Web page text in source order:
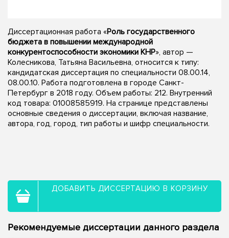
Диссертационная работа «Роль государственного
бюджета в повышении международной
конкурентоспособности экономики КНР», автор —
Колесникова, Татьяна Васильевна, относится к типу:
кандидатская диссертация по специальности 08.00.14,
08.00.10. Работа подготовлена в городе Санкт-
Петербург в 2018 году. Объем работы: 212. Внутренний
код товара: 01008585919. На странице представлены
основные сведения о диссертации, включая название,
автора, год, город, тип работы и шифр специальности.
ДОБАВИТЬ ДИССЕРТАЦИЮ В КОРЗИНУ
Рекомендуемые диссертации данного раздела